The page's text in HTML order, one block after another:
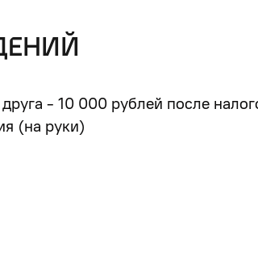
- 10 000 рублей после
(на руки)